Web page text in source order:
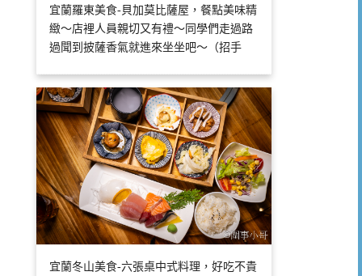
宜蘭羅東美食-貝加莫比薩屋，餐點美味精
緻～店裡人員親切又有禮～同學們走過路
過聞到披薩香氣就進來坐坐吧～（招手
宜蘭冬山美食-六張桌中式料理，好吃不貴